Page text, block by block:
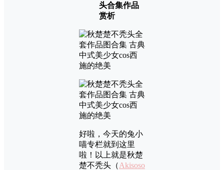
头合集作品
赏析
好啦，今天的兔小
喵专栏就到这里
啦！以上就是秋楚
楚不秃头（Akisoso